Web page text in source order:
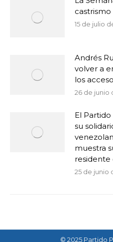
15 de julio
Andrés
volver a
los
26 de junio
El
su
muestra
residente
25 de junio
© 2025 Partido